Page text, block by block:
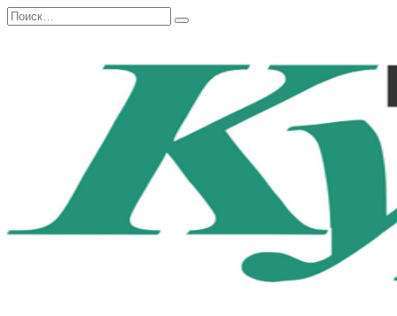
Перейти
к
Search
for: